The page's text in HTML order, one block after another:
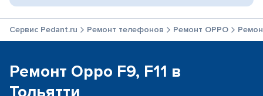
Сервис Pedant.ru Ремонт телефонов Ремонт OPPO
Ремонт Oppo F9, F11 в
Тольятти